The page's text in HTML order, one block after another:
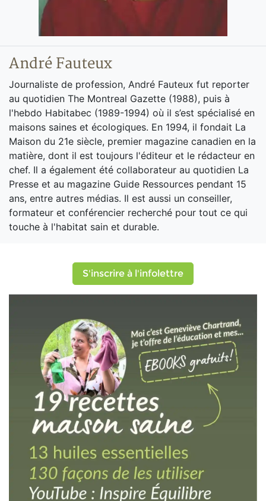
André Fauteux
Journaliste de profession, André Fauteux fut reporter
au quotidien The Montreal Gazette (1988), puis à
l'hebdo Habitabec (1989-1994) où il s’est spécialisé en
maisons saines et écologiques. En 1994, il fondait La
Maison du 21e siècle, premier magazine canadien en la
matière, dont il est toujours l'éditeur et le rédacteur en
chef. Il a également été collaborateur au quotidien La
Presse et au magazine Guide Ressources pendant 15
ans, entre autres médias. Il est aussi un conseiller,
formateur et conférencier recherché pour tout ce qui
touche à l'habitat sain et durable.
S'inscrire à l'infolettre